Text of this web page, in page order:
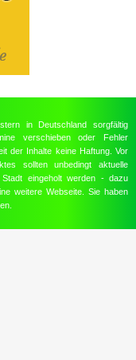
in Deutschland sorgfältig
verschieben oder Fehler
der Inhalte keine Haftung. Vor
sollten unbedingt aktuelle
Stadt eingeholt werden - dazu
weitere Webseite. Sie haben